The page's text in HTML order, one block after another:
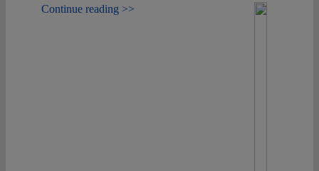
Continue reading >>